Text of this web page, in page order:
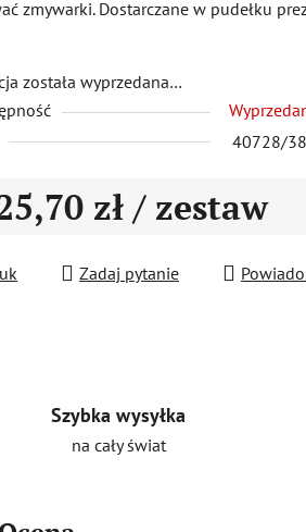
zmywarki. Dostarczane w pudełku
została wyprzedana…
40728/
zł / zestaw
Zadaj pytanie
Szybka wysyłka
na cały świat